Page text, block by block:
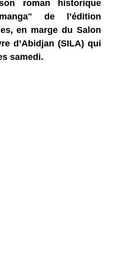
roman historique
de l’édition
en marge du Salon
d’Abidjan (SILA) qui
samedi.